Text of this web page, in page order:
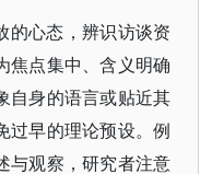
的心态，辨识访谈资
焦点集中、含义明确
自身的语言或贴近其
过早的理论预设。例
与观察，研究者注意